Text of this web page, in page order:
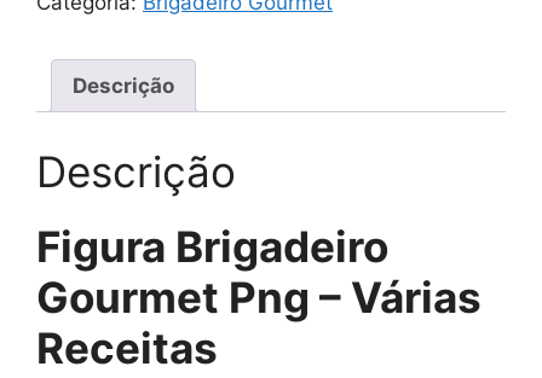
Descrição
Descrição
Figura Brigadeiro
Gourmet Png – Várias
Receitas